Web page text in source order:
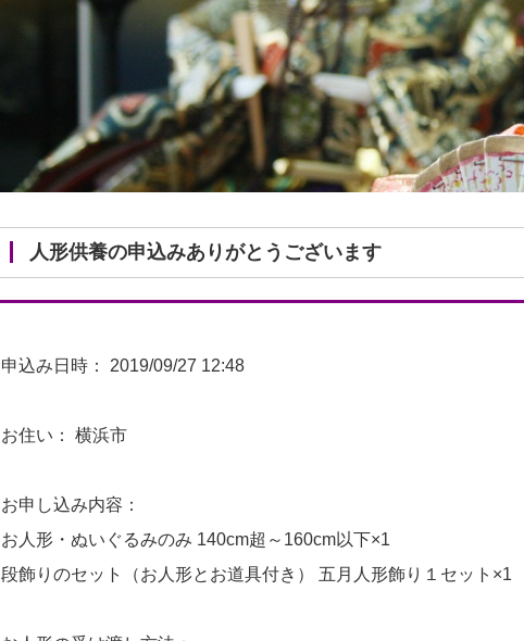
人形供養の申込みありがとうございます
申込み日時： 2019/09/27 12:48
お住い： 横浜市
お申し込み内容：
お人形・ぬいぐるみのみ 140cm超～160cm以下×1
段飾りのセット（お人形とお道具付き） 五月人形飾り１セット×1